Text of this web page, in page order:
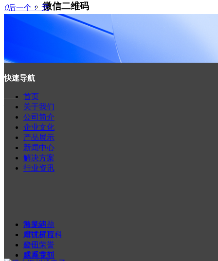
微信二维码
ꄲ后一个： 无
您的需求 *
快速导航
——
首页
关于我们
公司简介
企业文化
产品展示
新闻中心
解决方案
行业资讯
常见问题
对讲机百科
公司荣誉
联系我们
海能达
摩托罗拉
建伍
威泰克斯